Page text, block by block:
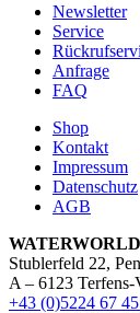
Newsletter
Service
Anfrage
FAQ
Shop
Kontakt
Impressum
Datenschutz
AGB
WATERWORLD
Stublerfeld 22,
A – 6123 Terfens-
+43 (0)5224 67